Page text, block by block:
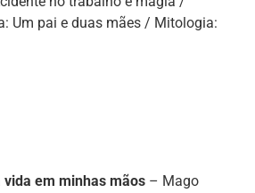
Um pai e duas mães / Mitologia:
em minhas mãos – Mago